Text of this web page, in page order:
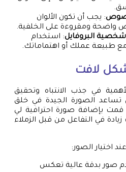
: يجب أن تكون الألوان
واضحة ومقروءة على الخلفية.
البروفايل: استخدام
مع طبيعة عملك أو اهتماماتك.
لافت
في جذب الانتباه وتحقيق
تساعد الصورة الجيدة في خلق
قمت بإضافة صورة احترافية لي
في التفاعل من قبل الزملاء
اختيار الصور:
صور بدقة عالية تعكس